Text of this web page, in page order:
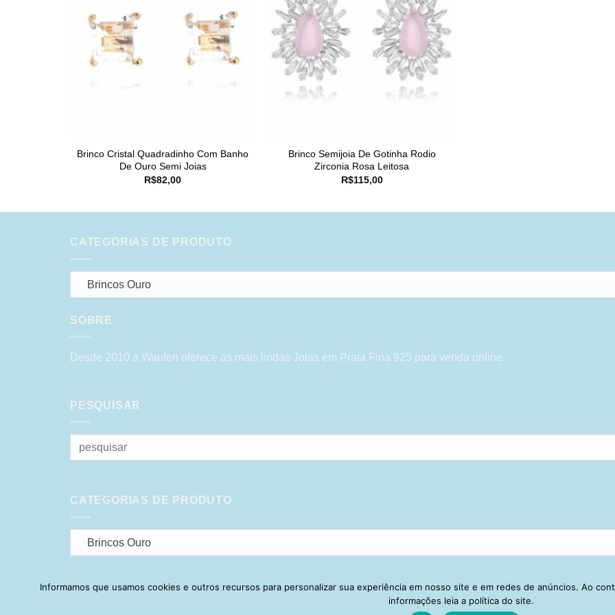
Brinco Cristal Quadradinho Com Banho
De Ouro Semi Joias
R$82,00
Brinco Semijoia De Gotinha Rodio
Zirconia Rosa Leitosa
R$115,00
CATEGORIAS DE PRODUTO
Brincos Ouro
SOBRE
Desde 2010 a Waufen oferece as mais lindas Joias em Prata Fina 925 para venda online.
PESQUISAR
Pesquisar
por:
CATEGORIAS DE PRODUTO
Brincos Ouro
Visa PayPal Stripe MasterCardCash
Informamos que usamos cookies e outros recursos para personalizar sua experiência em nosso site e em redes de anúncios. Ao
informações leia a política do site.